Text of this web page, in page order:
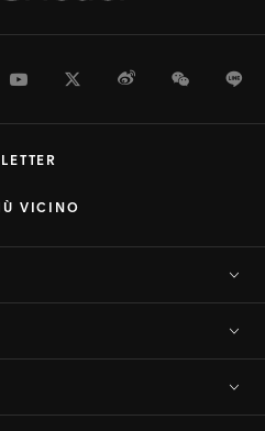
YoutubeTwitterWeiboWeChat
VICINO